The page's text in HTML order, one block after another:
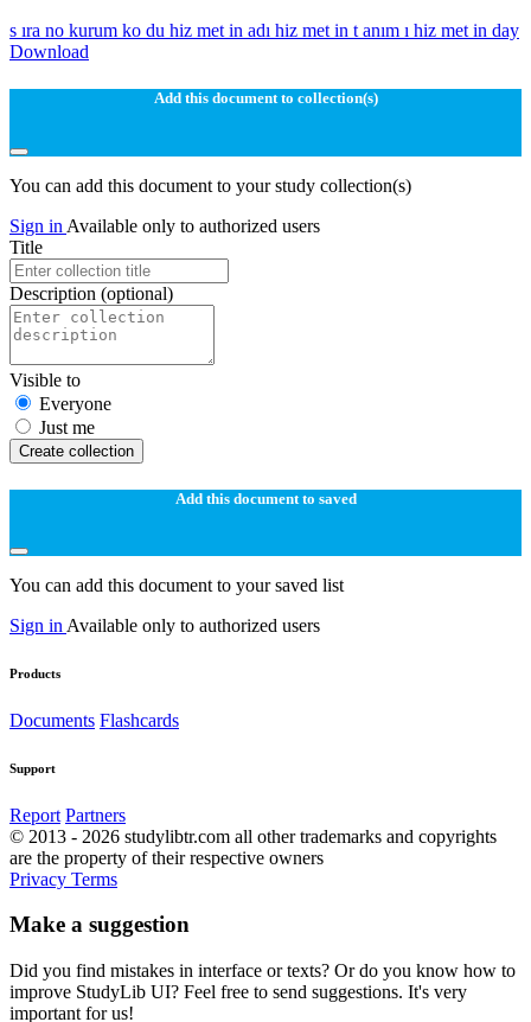
s ıra no kurum ko du hiz met in adı hiz met in t anım ı hiz met in day
Download
Add this document to collection(s)
You can add this document to your study collection(s)
Sign in Available only to authorized users
Title
Description (optional)
Visible to
Everyone
Just me
Create collection
Add this document to saved
You can add this document to your saved list
Sign in Available only to authorized users
Products
Documents Flashcards
Support
Report Partners
© 2013 - 2026 studylibtr.com all other trademarks and copyrights
are the property of their respective owners
Privacy Terms
Make a suggestion
Did you find mistakes in interface or texts? Or do you know how to
improve StudyLib UI? Feel free to send suggestions. It's very
important for us!